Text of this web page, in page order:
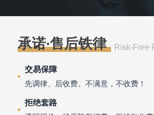
承诺·售后铁律 Risk-Free
交易保障
先调律、后收费。不满意，不收费！
拒绝套路